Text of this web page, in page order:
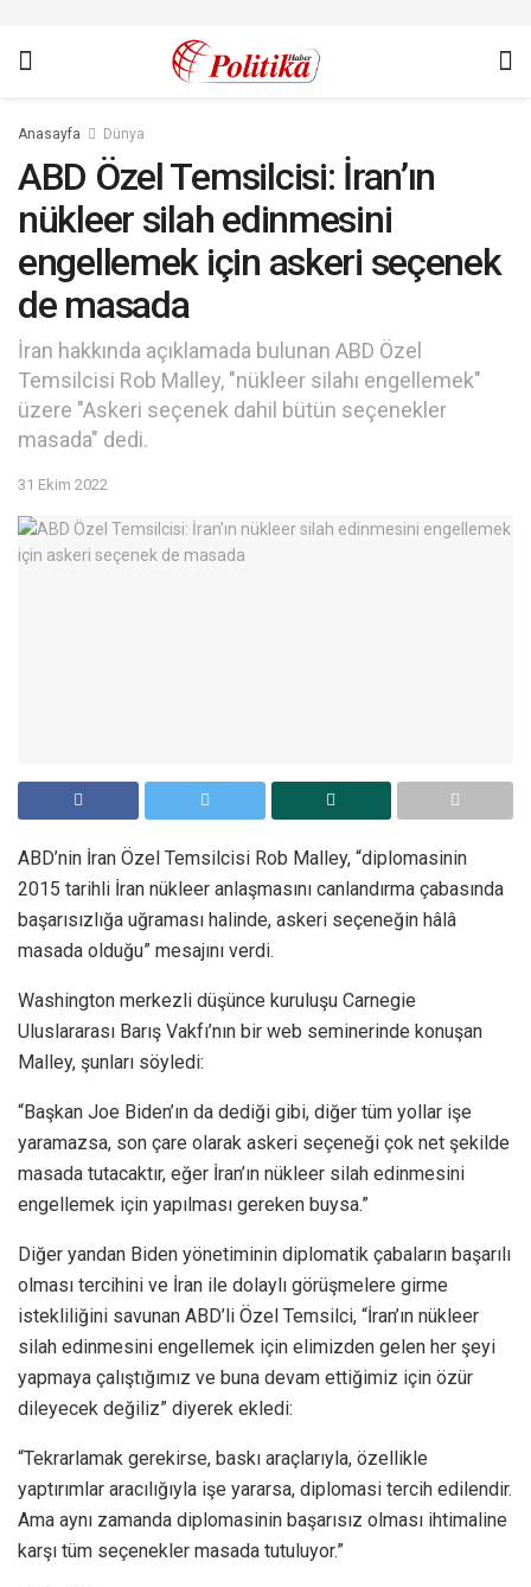
Anasayfa Dünya
ABD Özel Temsilcisi: İran’ın
nükleer silah edinmesini
engellemek için askeri seçenek
de masada
İran hakkında açıklamada bulunan ABD Özel
Temsilcisi Rob Malley, "nükleer silahı engellemek"
üzere "Askeri seçenek dahil bütün seçenekler
masada" dedi.
31 Ekim 2022
ABD’nin İran Özel Temsilcisi Rob Malley, “diplomasinin
2015 tarihli İran nükleer anlaşmasını canlandırma çabasında
başarısızlığa uğraması halinde, askeri seçeneğin hâlâ
masada olduğu” mesajını verdi.
Washington merkezli düşünce kuruluşu Carnegie
Uluslararası Barış Vakfı’nın bir web seminerinde konuşan
Malley, şunları söyledi:
“Başkan Joe Biden’ın da dediği gibi, diğer tüm yollar işe
yaramazsa, son çare olarak askeri seçeneği çok net şekilde
masada tutacaktır, eğer İran’ın nükleer silah edinmesini
engellemek için yapılması gereken buysa.”
Diğer yandan Biden yönetiminin diplomatik çabaların başarılı
olması tercihini ve İran ile dolaylı görüşmelere girme
istekliliğini savunan ABD’li Özel Temsilci, “İran’ın nükleer
silah edinmesini engellemek için elimizden gelen her şeyi
yapmaya çalıştığımız ve buna devam ettiğimiz için özür
dileyecek değiliz” diyerek ekledi:
“Tekrarlamak gerekirse, baskı araçlarıyla, özellikle
yaptırımlar aracılığıyla işe yararsa, diplomasi tercih edilendir.
Ama aynı zamanda diplomasinin başarısız olması ihtimaline
karşı tüm seçenekler masada tutuluyor.”